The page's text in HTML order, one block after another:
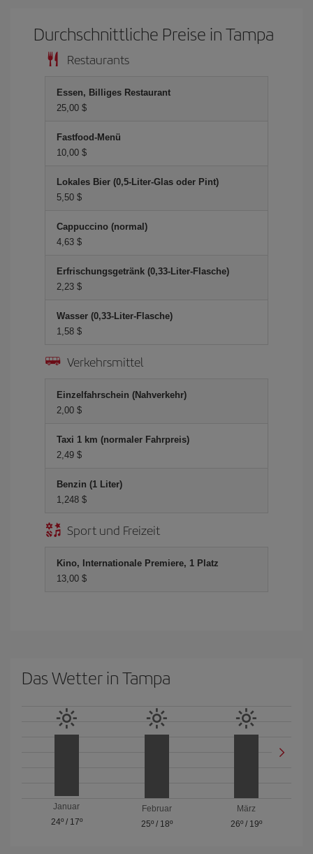
Durchschnittliche Preise in Tampa
Restaurants
Essen, Billiges Restaurant
25,00 $
Fastfood-Menü
10,00 $
Lokales Bier (0,5-Liter-Glas oder Pint)
5,50 $
Cappuccino (normal)
4,63 $
Erfrischungsgetränk (0,33-Liter-Flasche)
2,23 $
Wasser (0,33-Liter-Flasche)
1,58 $
Verkehrsmittel
Einzelfahrschein (Nahverkehr)
2,00 $
Taxi 1 km (normaler Fahrpreis)
2,49 $
Benzin (1 Liter)
1,248 $
Sport und Freizeit
Kino, Internationale Premiere, 1 Platz
13,00 $
Das Wetter in Tampa
Januar
24º/ 17º
Februar
25º/ 18º
März
26º / 19º